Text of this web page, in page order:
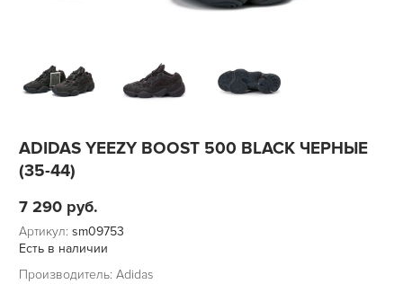
ADIDAS YEEZY BOOST 500 BLACK ЧЕРНЫЕ
(35-44)
7 290 руб.
Артикул: sm09753
Есть в наличии
Производитель: Adidas